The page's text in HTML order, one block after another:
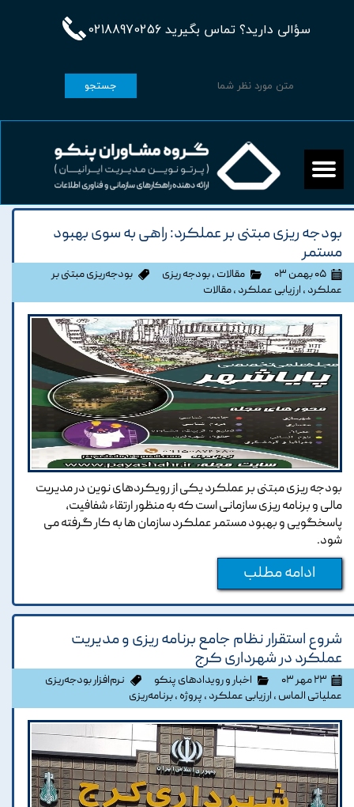
سؤالی دارید؟ تماس بگیرید 02188970256
جستجو
بودجه ریزی مبتنی بر عملکرد: راهی به سوی بهبود
مستمر
۰۵ بهمن ۰۳ مقالات ،بودجه ریزی
بودجه‌ریزی مبتنی بر
عملکرد ، ارزیابی عملکرد ،مقالات
بودجه ریزی مبتنی بر عملکرد یکی از رویکردهای نوین در مدیریت
مالی و برنامه ریزی سازمانی است که به منظور ارتقاء شفافیت،
پاسخگویی و بهبود مستمر عملکرد سازمان ها به کار گرفته می
شود.
ادامه مطلب
شروع استقرار نظام جامع برنامه ریزی و مدیریت
عملکرد در شهرداری کرج
۲۳ مهر ۰۳ اخبار و رویدادهای پنکو
نرم‌افزار بودجه‌ریزی
عملیاتی الماس ، ارزیابی عملکرد ، پروژه ،برنامه‌ریزی